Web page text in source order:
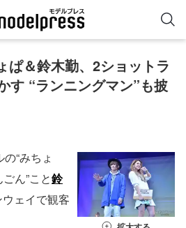
ぱ＆鈴木勤、2ショットラ
す “ランニングマン”も披
“みちょ
ごん”こと鈴
ェイで観客